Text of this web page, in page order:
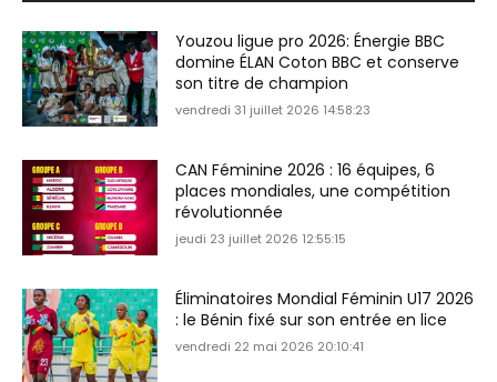
Youzou ligue pro 2026: Énergie BBC
domine ÉLAN Coton BBC et conserve
son titre de champion
vendredi 31 juillet 2026 14:58:23
CAN Féminine 2026 : 16 équipes, 6
places mondiales, une compétition
révolutionnée
jeudi 23 juillet 2026 12:55:15
Éliminatoires Mondial Féminin U17 2026
: le Bénin fixé sur son entrée en lice
vendredi 22 mai 2026 20:10:41